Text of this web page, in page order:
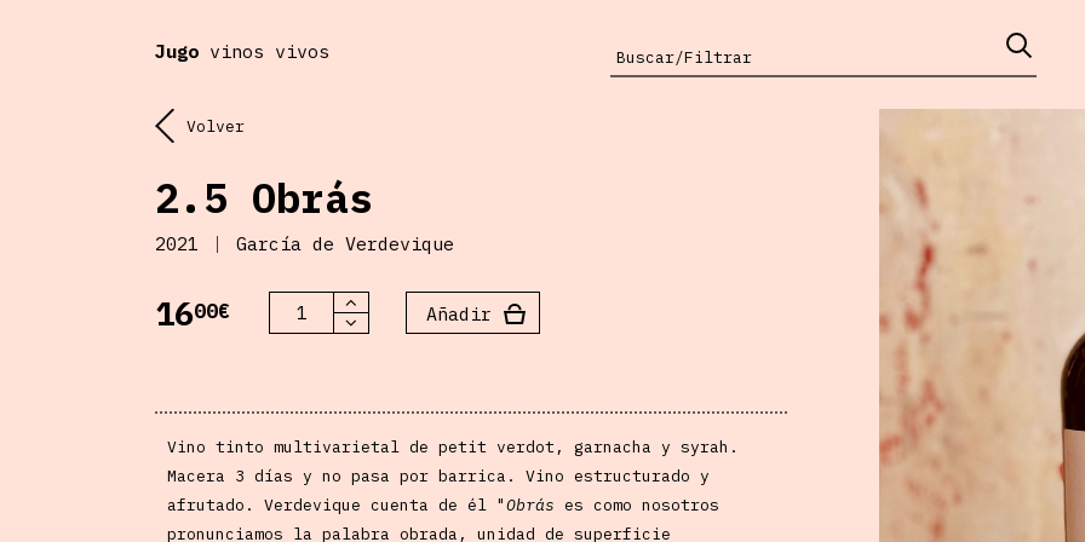
Jugo vinos vivos
Volver
2.5 Obrás
2021 García de Verdevique
1600€
2.5
Obrás
Añadir
Vino tinto multivarietal de petit verdot, garnacha y syrah.
Macera 3 días y no pasa por barrica. Vino estructurado y
afrutado. Verdevique cuenta de él "Obrás es como nosotros
pronunciamos la palabra obrada, unidad de superficie